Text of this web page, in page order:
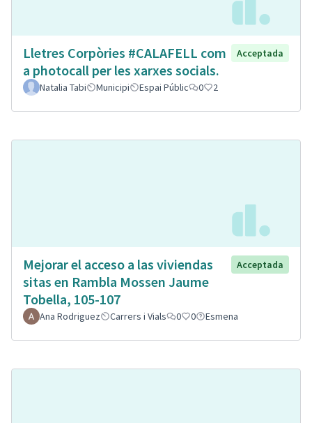
Lletres Corpòries #CALAFELL com
a photocall per les xarxes socials.
Acceptada
Natalia Tabi Municipi Espai Públic 0 2
Mejorar el acceso a las viviendas
sitas en Rambla Mossen Jaume
Tobella, 105-107
Acceptada
Ana Rodriguez Carrers i Vials 0 0 Esmena